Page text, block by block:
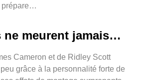
prépare…
ne meurent jamais…
Cameron et de Ridley Scott
grâce à la personnalité forte de